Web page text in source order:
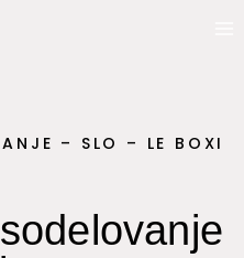
– SLO – LE BOXI